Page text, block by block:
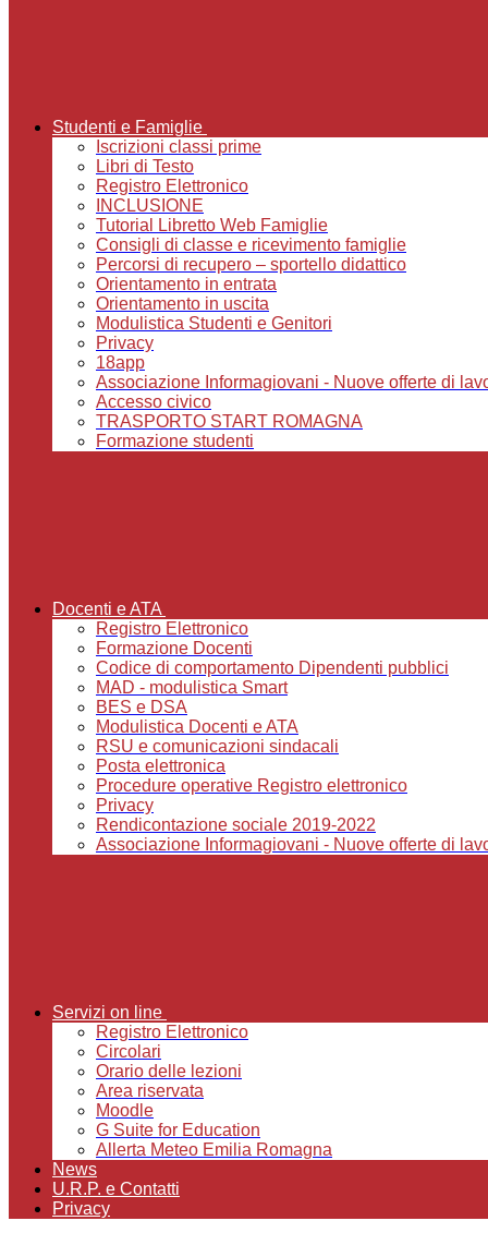
Studenti e Famiglie
Iscrizioni classi prime
Libri di Testo
Registro Elettronico
INCLUSIONE
Tutorial Libretto Web Famiglie
Consigli di classe e ricevimento famiglie
Percorsi di recupero – sportello didattico
Orientamento in entrata
Orientamento in uscita
Modulistica Studenti e Genitori
Privacy
18app
Associazione Informagiovani - Nuove offerte di
Accesso civico
TRASPORTO START ROMAGNA
Formazione studenti
Docenti e ATA
Registro Elettronico
Formazione Docenti
Codice di comportamento Dipendenti pubblici
MAD - modulistica Smart
BES e DSA
Modulistica Docenti e ATA
RSU e comunicazioni sindacali
Posta elettronica
Procedure operative Registro elettronico
Privacy
Rendicontazione sociale 2019-2022
Associazione Informagiovani - Nuove offerte di
Servizi on line
Registro Elettronico
Circolari
Orario delle lezioni
Area riservata
Moodle
G Suite for Education
Allerta Meteo Emilia Romagna
News
U.R.P. e Contatti
Privacy